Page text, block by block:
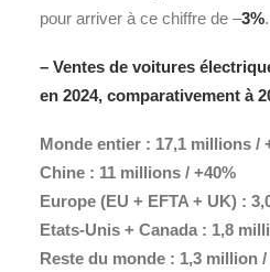
pour arriver à ce chiffre de –3%.
– Ventes de voitures
en 2024, comparativement à
Monde entier : 17,1 millions /
Chine : 11 millions / +40%
Europe (EU + EFTA + UK) :
Etats-Unis + Canada : 1,8
Reste du monde : 1,3 million /